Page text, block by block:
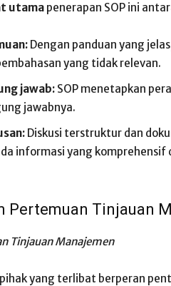
utama penerapan SOP ini
Dengan panduan yang
yang tidak relevan.
jawab: SOP menetapkan
jawabnya.
Diskusi terstruktur dan
informasi yang
Pertemuan Tinjauan
Tinjauan Manajemen
yang terlibat berperan